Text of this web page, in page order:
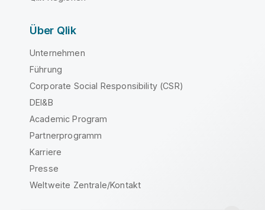
Über Qlik
Unternehmen
Führung
Corporate Social Responsibility (CSR)
DEI&B
Academic Program
Partnerprogramm
Karriere
Presse
Weltweite Zentrale/Kontakt